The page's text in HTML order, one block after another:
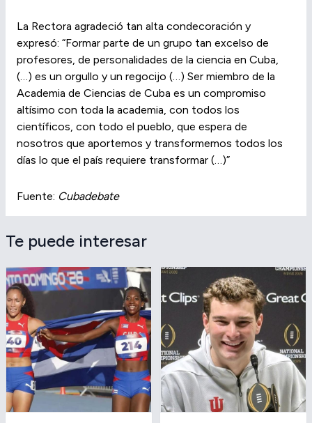
La Rectora agradeció tan alta condecoración y
expresó: “Formar parte de un grupo tan excelso de
profesores, de personalidades de la ciencia en Cuba,
(…) es un orgullo y un regocijo (…) Ser miembro de la
Academia de Ciencias de Cuba es un compromiso
altísimo con toda la academia, con todos los
científicos, con todo el pueblo, que espera de
nosotros que aportemos y transformemos todos los
días lo que el país requiere transformar (…)”
Fuente: Cubadebate
Te puede interesar